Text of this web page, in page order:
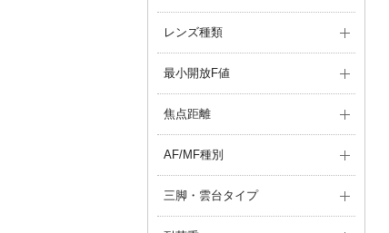
レンズ種類
最小開放F値
焦点距離
AF/MF種別
三脚・雲台タイプ